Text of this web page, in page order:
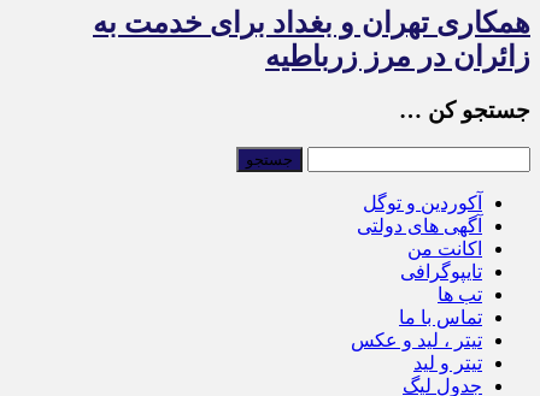
همکاری تهران و بغداد برای خدمت به
زائران در مرز زرباطیه
جستجو کن …
آکوردین و توگل
آگهی های دولتی
اکانت من
تایپوگرافی
تب ها
تماس با ما
تیتر ، لید و عکس
تیتر و لید
جدول لیگ